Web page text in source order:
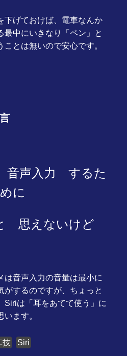
下げておけば、電車なんか
最中にいきなり「ペン」と
とは無いので安心です。
音声入力 するた
めに
思えないけど
は音声入力の音量は最小に
がするのですが、ちょっと
Siriは「耳をあてて使う」に
ます。
技 Siri